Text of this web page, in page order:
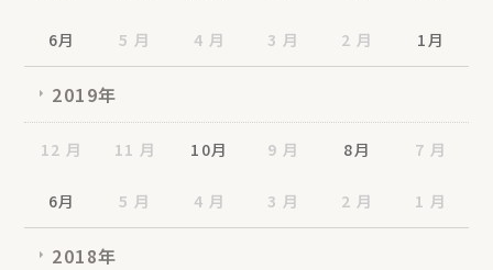
6月 5 月 4 月 3 月 2 月 1月
2019年
12 月 11 月 10月 9 月 8月 7 月
6月 5 月 4 月 3 月 2 月 1 月
2018年